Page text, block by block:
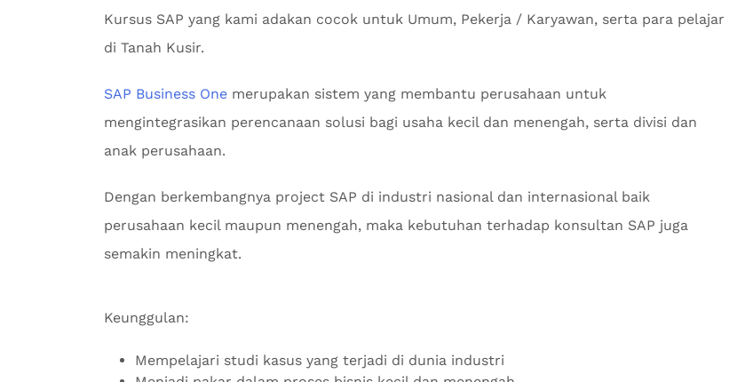
Kursus SAP yang kami adakan cocok untuk Umum, Pekerja / Karyawan, serta para pelajar
di Tanah Kusir.
SAP Business One merupakan sistem yang membantu perusahaan untuk
mengintegrasikan perencanaan solusi bagi usaha kecil dan menengah, serta divisi dan
anak perusahaan.
Dengan berkembangnya project SAP di industri nasional dan internasional baik
perusahaan kecil maupun menengah, maka kebutuhan terhadap konsultan SAP juga
semakin meningkat.
Keunggulan:
Mempelajari studi kasus yang terjadi di dunia industri